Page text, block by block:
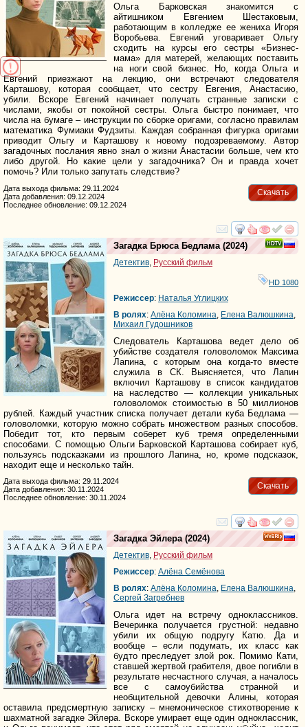
Ольга Барковская знакомится с
айтишником Евгением Шестаковым,
работающим в колледже ее жениха Игоря
Воробьева. Евгений уговаривает Ольгу
сходить на курсы его сестры «Бизнес-
мама» для матерей, желающих поставить
на ноги свой бизнес. Но, когда Ольга и
Евгений приезжают на лекцию, они встречают следователя
Карташову, которая сообщает, что сестру Евгения, Анастасию,
убили. Вскоре Евгений начинает получать странные записки с
числами, якобы от покойной сестры. Ольга быстро понимает, что
числа на бумаге – инструкции по сборке оригами, согласно правилам
математика Фумиаки Фудзиты. Каждая собранная фигурка оригами
приводит Ольгу и Карташову к новому подозреваемому. Автор
загадочных послания явно знал о жизни Анастасии больше, чем кто
либо другой. Но какие цели у загадочника? Он и правда хочет
помочь? Или только запутать следствие?
Скачать
Дата выхода фильма: 29.11.2024
Дата добавления: 09.12.2024
Последнее обновление: 09.12.2024
смотреть
Загадка Брюса Бедлама (2024)
Детектив Русский фильм
HD 1080
Режиссер: Наталья Углицких
В ролях: Алёна Коломина Елена Валюшкина
Михаил Гудошников
Следователь Карташова ведет дело об
убийстве создателя головоломок Максима
Лапина, с которым она когда-то вместе
служила в СК. Выясняется, что Лапин
включил Карташову в список кандидатов
на наследство — коллекции уникальных
головоломок стоимостью в 50 миллионов
рублей. Каждый участник списка получает детали куба Бедлама —
головоломки, которую можно собрать множеством разных способов.
Победит тот, кто первым соберет куб тремя определенными
способами. С помощью Ольги Барковской Карташова собирает куб,
пользуясь подсказками из прошлого Лапина, но, кроме подсказок,
находит еще и несколько тайн.
Скачать
Дата выхода фильма: 29.11.2024
Дата добавления: 30.11.2024
Последнее обновление: 30.11.2024
смотреть
Загадка Эйлера(2024)
Детектив, Русский фильм
Режиссер: Алёна Семёнова
В ролях: Алёна Коломина, Елена Валюшкина,
Сергей Загребнев
Ольга идет на встречу одноклассников.
Вечеринка получается грустной: недавно
убили их общую подругу Катю. Да и
вообще – если подумать, их класс как
будто преследует злой рок. Помимо Кати,
ставшей жертвой грабителя, двое погибли в
результате несчастного случая, а началось
все с самоубийства странной и
необщительной девочки Алины, которая
оставила предсмертную записку – мнемоническое стихотворение к
шахматной загадке Эйлера. Вскоре умирает еще один одноклассник,